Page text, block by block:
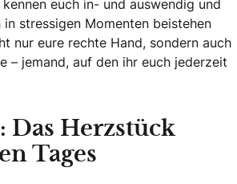
euch in- und auswendig und
stressigen Momenten beistehen
nur eure rechte Hand, sondern auch
– jemand, auf den ihr euch jederzeit
Das Herzstück
Tages